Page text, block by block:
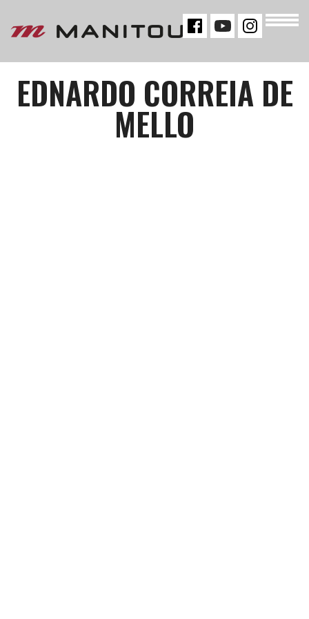
« VOLTAR
EDNARDO CORREIA DE
MELLO